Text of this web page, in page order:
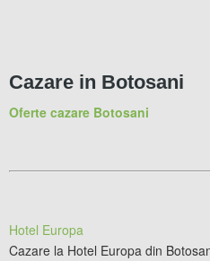
Cazare in Botosani
Oferte cazare Botosani
Hotel Europa
Cazare la Hotel Europa din